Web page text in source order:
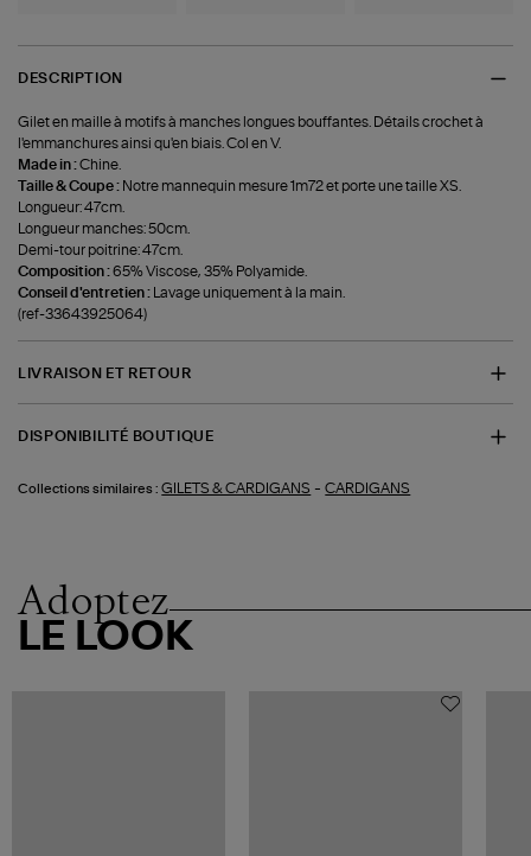
DESCRIPTION
Gilet en maille à motifs à manches longues bouffantes. Détails crochet à
l'emmanchures ainsi qu'en biais. Col en V.
Made in :Chine.
Taille & Coupe : Notre mannequin mesure 1m72 et porte une taille XS.
Longueur: 47cm.
Longueur manches: 50cm.
Demi-tour poitrine: 47cm.
Composition :65% Viscose, 35% Polyamide.
Conseil d'entretien :
Lavage uniquement à la main.
(ref-33643925064)
LIVRAISON ET RETOUR
DISPONIBILITÉ BOUTIQUE
Collections similaires : GILETS & CARDIGANS -CARDIGANS
Adoptez
LE LOOK